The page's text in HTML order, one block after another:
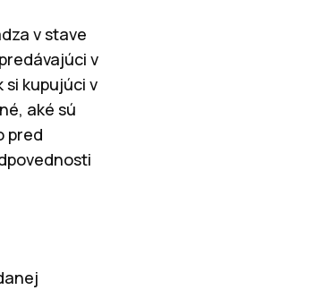
v stave
v
kupujúci v
aké sú
pred